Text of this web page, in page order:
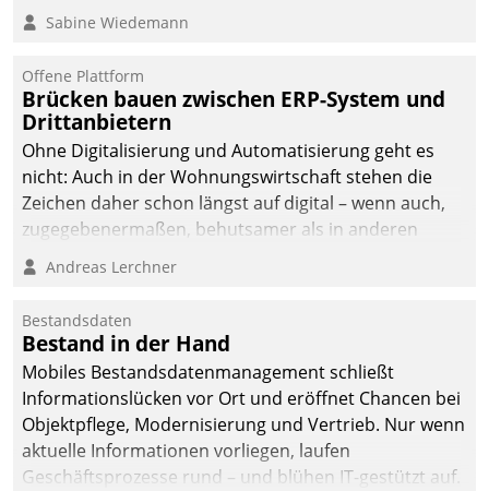
klären. Ein Aspekt ist die betriebliche Optimierung:
Einsparungen durch optimierte und automatisierte
Prozesse. Doch man darf nicht zu viel erwarten: Allein
mit der Einführung einer neuen Software ist es nicht
getan. Die Digitalisierung erfordert von Unternehmen
die Bereitschaft, sich zu überprüfen, zu hinterfragen
und zu verändern.
Sabine Wiedemann
Offene Plattform
Brücken bauen zwischen ERP-System und
Drittanbietern
Ohne Digitalisierung und Automatisierung geht es
nicht: Auch in der Wohnungswirtschaft stehen die
Zeichen daher schon längst auf digital – wenn auch,
zugegebenermaßen, behutsamer als in anderen
Branchen.
Andreas Lerchner
Bestandsdaten
Bestand in der Hand
Mobiles Bestandsdatenmanagement schließt
Informationslücken vor Ort und eröffnet Chancen bei
Objektpflege, Modernisierung und Vertrieb. Nur wenn
aktuelle Informationen vorliegen, laufen
Geschäftsprozesse rund – und blühen IT-gestützt auf.